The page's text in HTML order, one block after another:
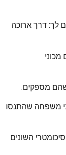
לך: דרך ארוכה
מספקים.
משפחה שהתנסו
השונים